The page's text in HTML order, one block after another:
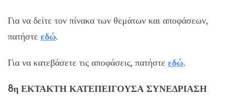
Για να δείτε τον πίνακα των θεμάτων και αποφάσεων,
πατήστε εδώ.
Για να κατεβάσετε τις αποφάσεις, πατήστε εδώ.
8η ΕΚΤΑΚΤΗ ΚΑΤΕΠΕΙΓΟΥΣΑ ΣΥΝΕΔΡΙΑΣΗ